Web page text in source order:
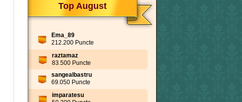
Top August
Ema_89
212.200 Puncte
raztamaz
83.500 Puncte
sangealbastru
69.050 Puncte
imparatesu